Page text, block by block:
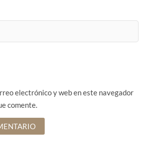
electrónico y web en este navegador
comente.